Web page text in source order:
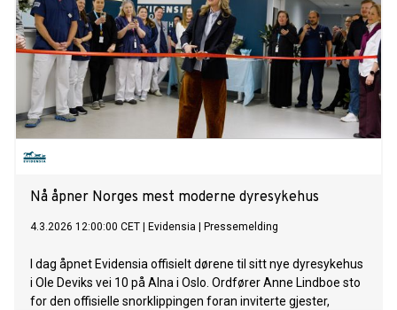
Nå åpner Norges mest moderne dyresykehus
4.3.2026 12:00:00 CET Evidensia Pressemelding
I dag åpnet Evidensia offisielt dørene til sitt nye dyresykehus
i Ole Deviks vei 10 på Alna i Oslo. Ordfører Anne Lindboe sto
for den offisielle snorklippingen foran inviterte gjester,